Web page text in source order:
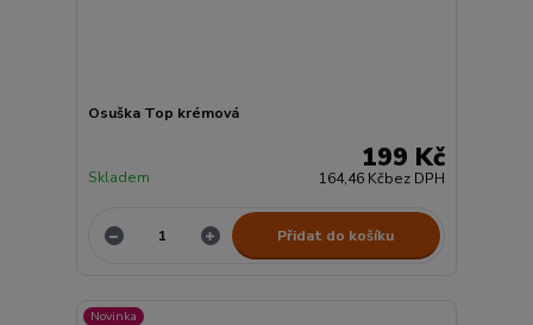
Osuška Top krémová
199 Kč
164,46 Kčbez DPH
Skladem
Přidat do košíku
Novinka